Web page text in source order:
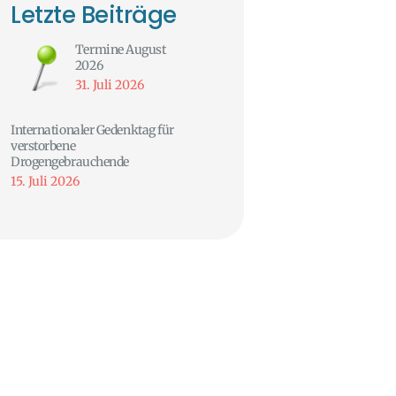
Letzte Beiträge
Termine August
2026
31. Juli 2026
Internationaler Gedenktag für
verstorbene
Drogengebrauchende
15. Juli 2026